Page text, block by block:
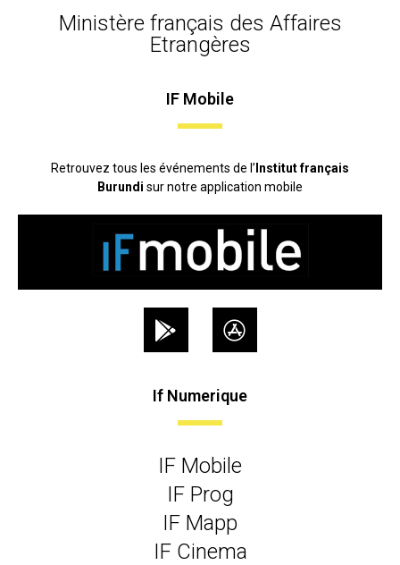
Ministère français des Affaires
Etrangères
IF Mobile
Retrouvez tous les événements de l’ Institut français
Burundi sur notre application mobile
If Numerique
IF Mobile
IF Prog
IF Mapp
IF Cinema